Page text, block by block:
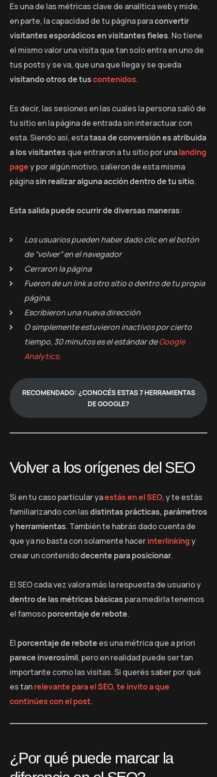
Es una de las métricas clave de analítica web y mide,
en parte, la capacidad de tu página paraconvertir
visitantes esporádicos en visitantes fieles. No tiene
el mismo valor una visita que tan solo entra en uno de
tus posts y se va, que una que llega y se queda
visitando otros de tuscontenidos.
Es decir, las sesiones en las cuales la persona salió de
tu sitio en la página de entrada sin interactuar con
esta. Siendo así, estatasa de conversión es atribuida
a los visitantes que entraron a tu sitio por unalanding
pagey por algún motivo, salieron de esta misma
páginasin realizar alguna acción dentro de tu sitio.
Esta salida puede ocurrir de diversas maneras:
Los usuarios pueden haber dado clic en el botón
de “volver” en el navegador
Cerraron la página
Fueron de un link a otro sitio o dentro de tu propia
página.
Escribieron una nueva dirección
O simplemente estuvieron inactivos por cierto
tiempo, 30 minutos es el estándar deGoogle
Analytics.
RECOMENDADO: ¿CONOCÉS ESTAS 7 HERRAMIENTAS
DE GOOGLE?
Volver a los orígenes del SEO
Si en tu caso particular yaestás en el SEO, y te estás
familiarizando con lasdistintas prácticas, parámetros
y herramientas. También te habrás dado cuenta de
que ya no basta con solamente hacerinterlinkingy
crear un contenidodecente para posicionar.
El SEO cada vez valora más la respuesta de usuario y
dentro de las métricas básicas para medirla tenemos
el famosoporcentaje de rebote.
El porcentaje de rebote es una métrica que a priori
parece inverosímil, pero en realidad puede ser tan
importante como las visitas. Si querés saber por qué
es tanrelevante para el SEO, te invito a que
continúes con el post.
¿Por qué puede marcar la